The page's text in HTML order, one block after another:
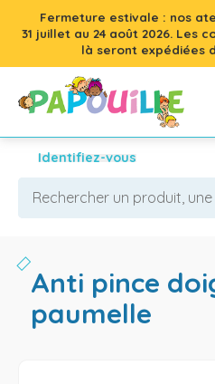
Fermeture estivale : nos
31 juillet au 24 août 2026. Les
là seront expédiées
Identifiez-vous
anti pince doigts flexible -
paumelle